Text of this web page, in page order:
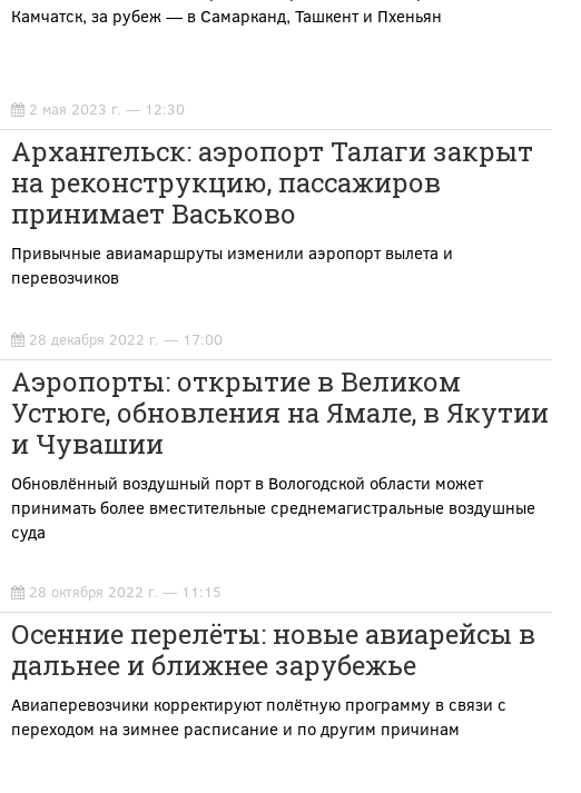
Камчатск, за рубеж — в Самарканд, Ташкент и Пхеньян
2 мая 2023 г. — 12:30
Архангельск: аэропорт Талаги закрыт
на реконструкцию, пассажиров
принимает Васьково
Привычные авиамаршруты изменили аэропорт вылета и
перевозчиков
28 декабря 2022 г. — 17:00
Аэропорты: открытие в Великом
Устюге, обновления на Ямале, в Якутии
и Чувашии
Обновлённый воздушный порт в Вологодской области может
принимать более вместительные среднемагистральные воздушные
суда
28 октября 2022 г. — 11:15
Осенние перелёты: новые авиарейсы в
дальнее и ближнее зарубежье
Авиаперевозчики корректируют полётную программу в связи с
переходом на зимнее расписание и по другим причинам